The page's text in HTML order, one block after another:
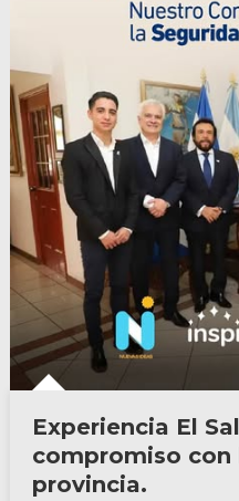
Experiencia El
compromiso con
provincia.